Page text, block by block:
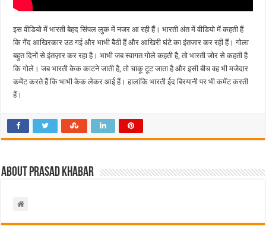
इस वीडियो में भारती बेहद सिंपल लुक में नजर आ रही हैं। भारती अंत में वीडियो में कहती हैं
कि गेंद आखिरकार उठ गई और भाभी बैठी हैं और आखिरी घंटे का इंतजार कर रही हैं। गोला
बहुत दिनों से इंतज़ार कर रहा है। भाभी जब स्वागत गोले कहती है, तो भारती जोर से कहती है
कि गोले। जब ​​भारती केक काटने जाती है, तो चाकू टूट जाता है और इसी बीच वह भी मजेदार
कमेंट करते हैं कि भाभी केक लेकर आई हैं। हालांकि भारती ईद बिरयानी पर भी कमेंट करती
हैं।
About Prasad Khabar